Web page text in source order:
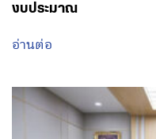
งบประมาณ
อ่านต่อ